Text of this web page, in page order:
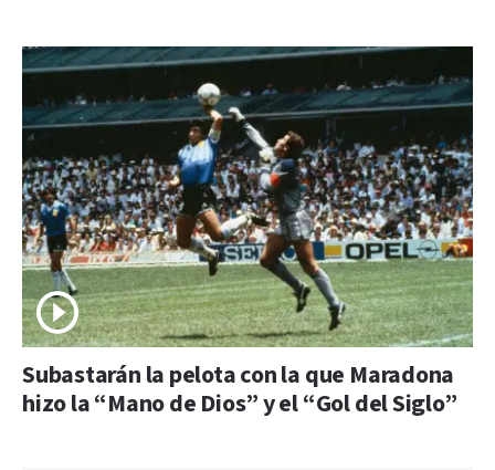
Subastarán la pelota con la que Maradona
hizo la “Mano de Dios” y el “Gol del Siglo”